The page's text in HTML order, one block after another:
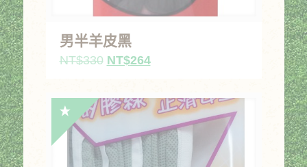
男半羊皮黑
NT$330 原
格：
NT$330。
NT$264目
格：
NT$264。